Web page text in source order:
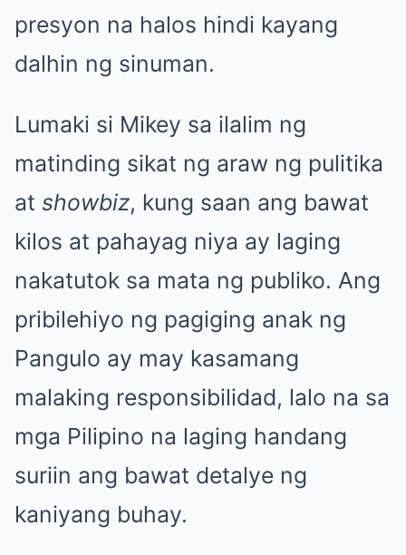
presyon na halos hindi kayang
dalhin ng sinuman.
Lumaki si Mikey sa ilalim ng
matinding sikat ng araw ng pulitika
at showbiz, kung saan ang bawat
kilos at pahayag niya ay laging
nakatutok sa mata ng publiko. Ang
pribilehiyo ng pagiging anak ng
Pangulo ay may kasamang
malaking responsibilidad, lalo na sa
mga Pilipino na laging handang
suriin ang bawat detalye ng
kaniyang buhay.